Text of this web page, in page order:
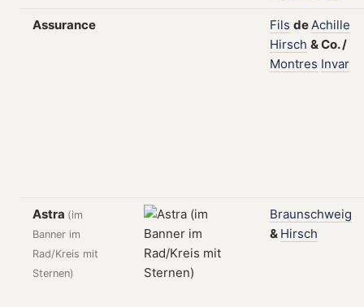
Assurance Fils deAchille
Hirsch &Co./
Montres Invar
Astra (im
Banner im
Rad/Kreis mit
Sternen)
Braunschweig
& Hirsch